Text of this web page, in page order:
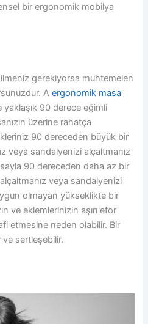
bir ergonomik mobilya
gerekiyorsa muhtemelen
Aergonomik masa
90 derece eğimli
üzerine rahatça
90 dereceden büyük bir
veya sandalyenizi alçaltmanız
90 dereceden daha az bir
veya sandalyenizi
olmayan yükseklikte bir
ve eklemlerinizin aşırı efor
etmesine neden olabilir. Bir
ve sertleşebilir.